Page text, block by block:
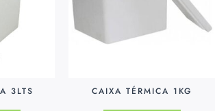
3LTS CAIXA TÉRMICA 1KG